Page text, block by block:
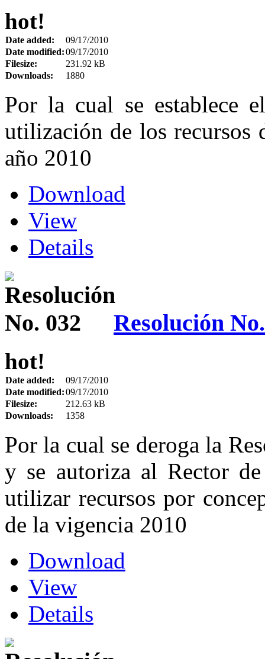
hot!
Date added:
09/17/2010
Date modified:09/17/2010
Filesize:
231.92 kB
Downloads:
1880
Por la cual se establece
utilización de los recursos
año 2010
Download
View
Details
Resolución
hot!
Date added:
09/17/2010
Date modified:09/17/2010
Filesize:
212.63 kB
Downloads:
1358
Por la cual se deroga la
y se autoriza al Rector
utilizar recursos por
de la vigencia 2010
Download
View
Details